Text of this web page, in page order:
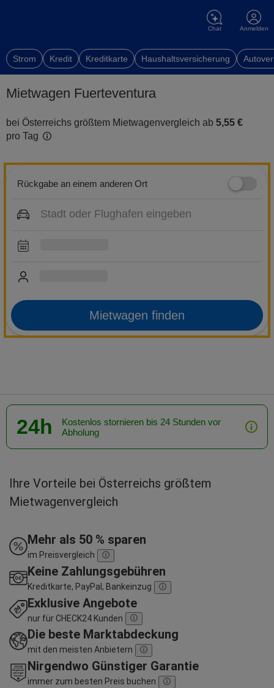
Chat Anmelden
Strom Kredit Kreditkarte Haushaltsversicherung
Mietwagen Fuerteventura
bei Österreichs größtem Mietwagenvergleich ab 5,55 €
pro Tag
Rückgabe an einem anderen Ort
Mietwagen finden
24h
Kostenlos stornieren bis 24 Stunden vor
Abholung
Ihre Vorteile bei Österreichs größtem
Mietwagenvergleich
Mehr als 50 % sparen
im Preisvergleich
Keine Zahlungsgebühren
Kreditkarte, PayPal, Bankeinzug
Exklusive Angebote
nur für CHECK24 Kunden
Die beste Marktabdeckung
mit den meisten Anbietern
Nirgendwo Günstiger Garantie
immer zum besten Preis buchen